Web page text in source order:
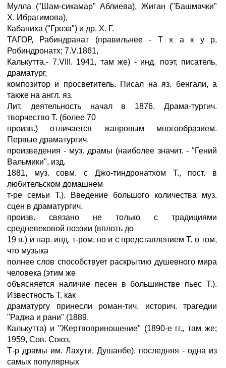
Мулла ("Шам-сикамар" Аблиева), Жиган ("Башмачки"
X. Ибрагимова),
Кабаниха ("Гроза") и др. X. Г.
ТАГОР, Рабиндранат (правильнее - Т х а к у р,
Робиндронатх; 7.V.1861,
Калькутта,- 7.VIII. 1941, там же) - инд. поэт, писатель,
драматург,
композитор и просветитель. Писал на яз. бенгали, а
также на англ. яз.
Лит. деятельность начал в 1876. Драма-тургич.
творчество Т. (более 70
произв.) отличается жанровым многообразием.
Первые драматургич.
произведения - муз. драмы (наиболее значит. - "Гений
Вальмики", изд.
1881, муз. совм. с Джо-тиндронатхом Т., пост. в
любительском домашнем
т-ре семьи Т.). Введение большого количества муз.
сцен в драматургич.
произв. связано не только с традициями
средневековой поэзии (вплоть до
19 в.) и нар. инд. т-ром, но и с представлением Т. о том,
что музыка
полнее слов способствует раскрытию душевного мира
человека (этим же
объясняется наличие песен в большинстве пьес Т.).
Известность Т. как
драматургу принесли роман-тич. историч. трагедии
"Раджа и рани" (1889,
Калькутта) и "Жертвоприношение" (1890-е гг., там же;
1959, Сов. Союз,
Т-р драмы им. Лахути, Душанбе), последняя - одна из
самых популярных